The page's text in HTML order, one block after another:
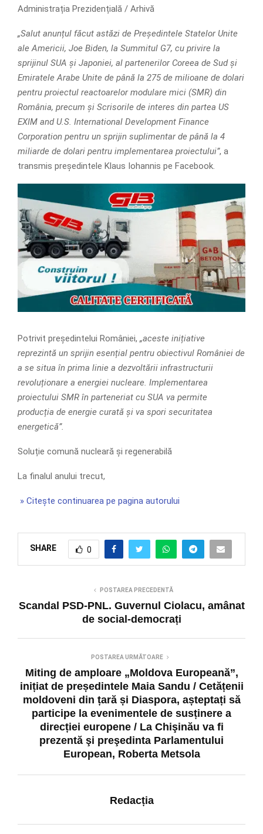
Administrația Prezidențială / Arhivă
„Salut anunțul făcut astăzi de Președintele Statelor Unite
ale Americii, Joe Biden, la Summitul G7, cu privire la
sprijinul SUA și Japoniei, al partenerilor Coreea de Sud și
Emiratele Arabe Unite de până la 275 de milioane de dolari
pentru proiectul reactoarelor modulare mici (SMR) din
România, precum și Scrisorile de interes din partea US
EXIM and U.S. International Development Finance
Corporation pentru un sprijin suplimentar de până la 4
miliarde de dolari pentru implementarea proiectului”, a
transmis președintele Klaus Iohannis pe Facebook.
Potrivit președintelui României, „aceste inițiative
reprezintă un sprijin esențial pentru obiectivul României de
a se situa în prima linie a dezvoltării infrastructurii
revoluționare a energiei nucleare. Implementarea
proiectului SMR în parteneriat cu SUA va permite
producția de energie curată și va spori securitatea
energetică”.
Soluție comună nucleară și regenerabilă
La finalul anului trecut,
» Citește continuarea pe pagina autorului
SHARE 0
POSTAREA PRECEDENTĂ
Scandal PSD-PNL. Guvernul Ciolacu, amânat
de social-democrați
POSTAREA URMĂTOARE
Miting de amploare „Moldova Europeană”,
inițiat de președintele Maia Sandu / Cetățenii
moldoveni din țară și Diaspora, așteptați să
participe la evenimentele de susținere a
direcției europene / La Chişinău va fi
prezentă şi preşedinta Parlamentului
European, Roberta Metsola
Redacția